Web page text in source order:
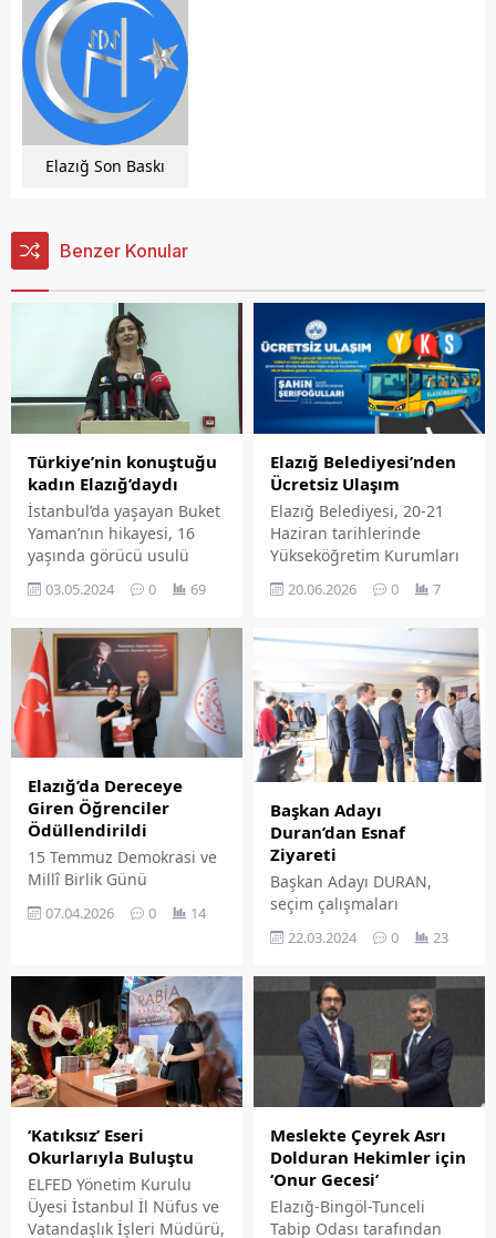
Elazığ Son Baskı
Benzer Konular
Türkiye’nin konuştuğu
kadın Elazığ’daydı
İstanbul’da yaşayan Buket
Yaman’nın hikayesi, 16
yaşında görücü usulü
Eşinin ailesiyle birlikte
de yarıda bırakan Buket,
hem dayak yedi hem de
işkence gördü. 3 aylık
hamileyken, kocası
Ukraynalı bir kadın ile
birlikte yaşamaya
başlayarak evi terk etti.
Uzun süre eşinden hiçbir
haber alamayan Buket,...
03.05.2024 0 69
Elazığ Belediyesi’nden
Ücretsiz Ulaşım
Elazığ Belediyesi, 20-21
Haziran tarihlerinde
Yükseköğretim Kurumları
Sınavı'na (YKS) girecek
öğrenciler, veliler ve sınav
ulaşım desteği sunacak.
20.06.2026 0 7
Elazığ’da Dereceye
Giren Öğrenciler
Ödüllendirildi
15 Temmuz Demokrasi ve
Millî Birlik Günü
kapsamında düzenlenen
15 Temmuz Demokrasi
Eğitim Müdürü Beraat
Şahin'in katılımıyla
gerçekleştirildi.
07.04.2026 0 14
Başkan Adayı
Duran’dan Esnaf
Ziyareti
Başkan Adayı DURAN,
seçim çalışmaları
kapsamında Elazığ
Şehirlerarası Otobüs
Dağıtım A. Ş Müdürlüğü,
TEİAŞ 13. Bölge
Müdürlüğü ve şehrimizde
faaliyet gösteren
işletmeleri ziyaret etti.
Başkan Adayı DURAN,
ziyaretle ilgili yaptığı
değerlendirmede, şunları
söyledi: ‘’Seçim
çalışmalarımıza hız
kesmeden, durmadan,
22.03.2024 0 23
‘Katıksız’ Eseri
Okurlarıyla Buluştu
ELFED Yönetim Kurulu
Üyesi İstanbul İl Nüfus ve
Vatandaşlık İşleri Müdürü,
Meslekte Çeyrek Asrı
Dolduran Hekimler için
‘Onur Gecesi’
Elazığ-Bingöl-Tunceli
Tabip Odası tarafından